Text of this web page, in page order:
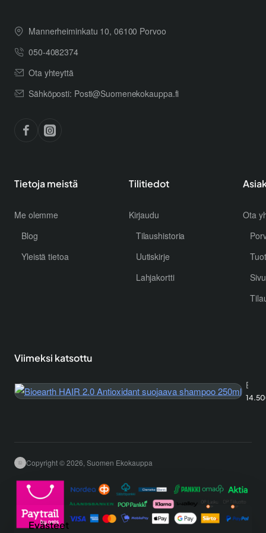
Evästeet
Mannerheiminkatu 10, 06100 Porvoo
050-4082374
Ota yhteyttä
Sähköposti: Posti@Suomenekokauppa.fi
Tietoja meistä
Me olemme
Blog
Yleistä tietoa
Tilitiedot
Kirjaudu
Tilaushistoria
Uutiskirje
Lahjakortti
Ota
Viimeksi katsottu
Copyright © 2026, Suomen Ekokauppa